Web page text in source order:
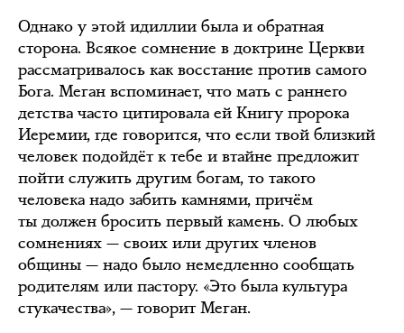
Однако у этой идиллии была и обратная
сторона. Всякое сомнение в доктрине Церкви
рассматривалось как восстание против самого
Бога. Меган вспоминает, что мать с раннего
детства часто цитировала ей Книгу пророка
Иеремии, где говорится, что если твой близкий
человек подойдёт к тебе и втайне предложит
пойти служить другим богам, то такого
человека надо забить камнями, причём
ты должен бросить первый камень. О любых
сомнениях — своих или других членов
общины — надо было немедленно сообщать
родителям или пастору. «Это была культура
стукачества», — говорит Меган.